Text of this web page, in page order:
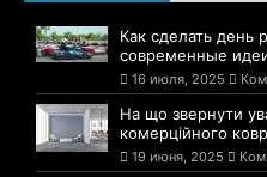
Как сделать день
современные
16 июля, 2025
На що звернути
комерційного
19 июня, 2025